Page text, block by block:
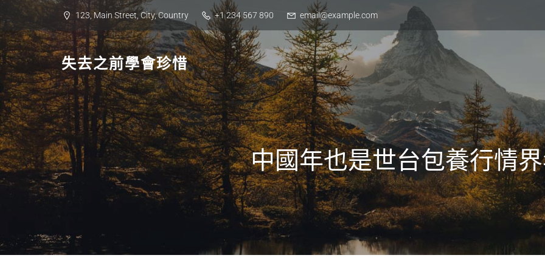
content
123, Main Street, City, Country +1 234 567 890 email@example.com
失去之前學會珍惜
中國年也是世台包養行情